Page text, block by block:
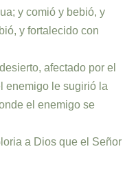
y comió y bebió, y
y fortalecido con
afectado por el
enemigo le sugirió la
el enemigo se
a Dios que el Señor